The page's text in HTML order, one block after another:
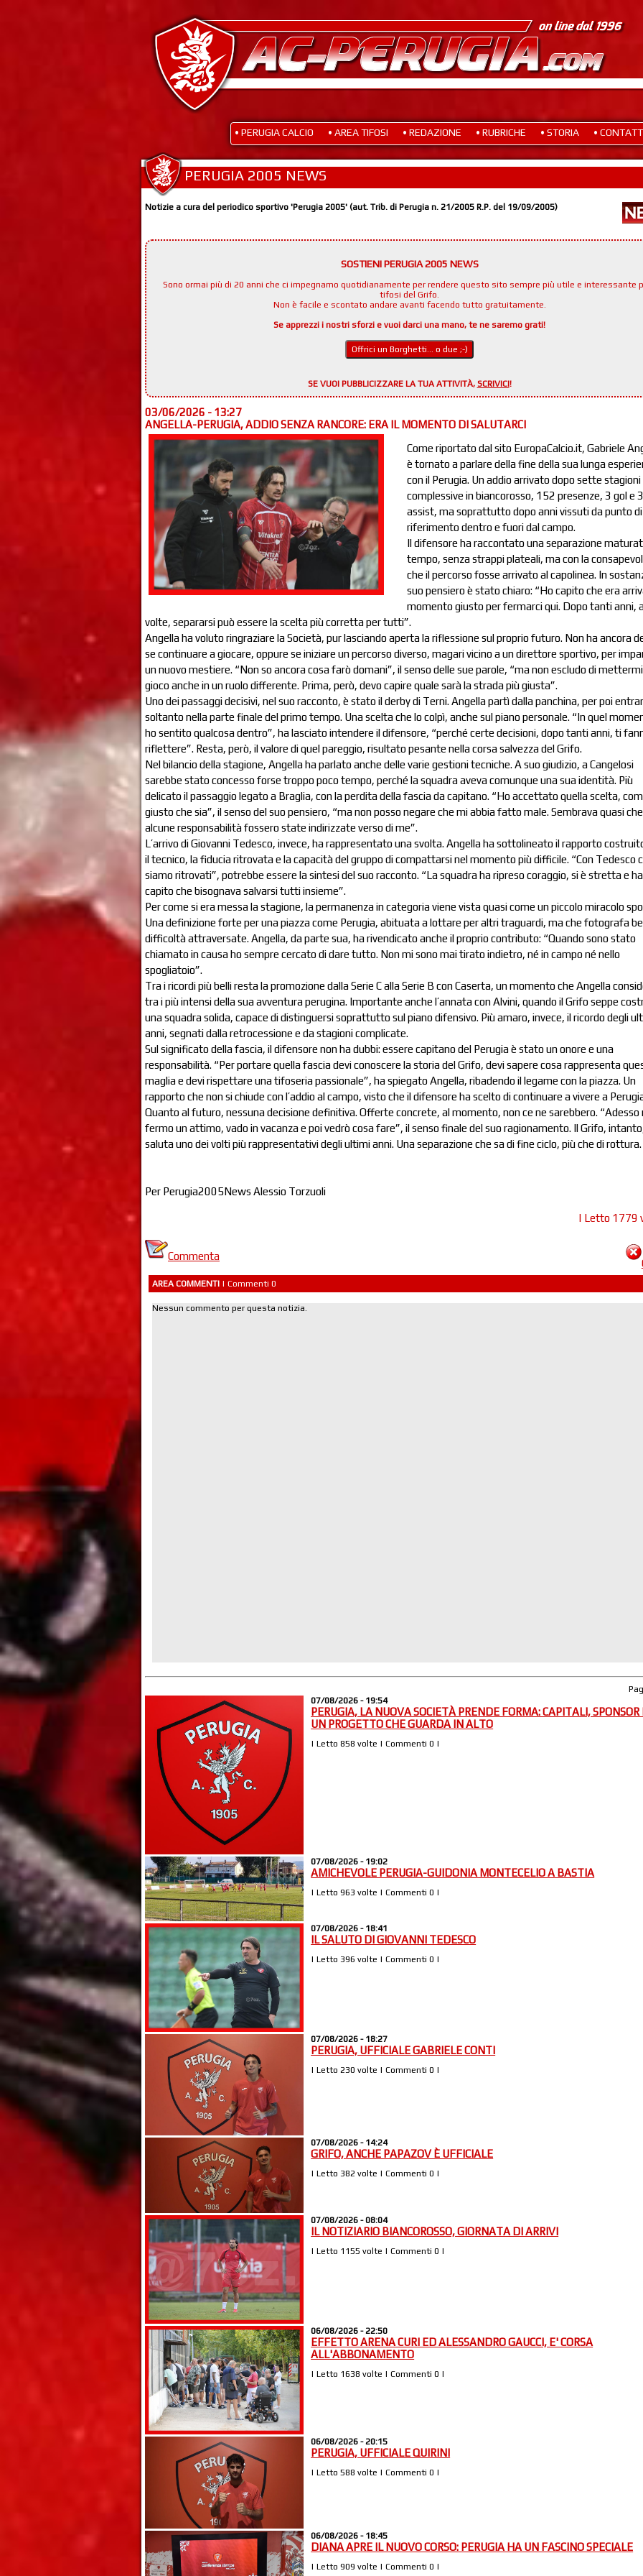
• PERUGIA CALCIO • AREA TIFOSI • REDAZIONE • RUBRICHE • STORIA •
PERUGIA 2005 NEWS
Notizie a cura del periodico sportivo 'Perugia 2005' (aut. Trib. di Perugia n. 21/2005 R.P. del 19/09/2005)
SOSTIENI PERUGIA 2005 NEWS
Sono ormai più di 20 anni che ci impegnamo quotidianamente per rendere questo sito sempre più utile e interessante
tifosi del Grifo.
Non è facile e scontato andare avanti facendo tutto gratuitamente.
Se apprezzi i nostri sforzi e vuoi darci una mano, te ne saremo grati!
Offrici un Borghetti... o due ;-)
SE VUOI PUBBLICIZZARE LA TUA ATTIVITÀ, SCRIVICI!
03/06/2026 - 13:27
ANGELLA-PERUGIA, ADDIO SENZA RANCORE: ERA IL MOMENTO DI SALUTARCI
Come riportato dal sito EuropaCalcio.it, Gabriele
è tornato a parlare della fine della sua lunga
con il Perugia. Un addio arrivato dopo sette stagioni
complessive in biancorosso, 152 presenze, 3 gol e 3
assist, ma soprattutto dopo anni vissuti da punto di
riferimento dentro e fuori dal campo.
Il difensore ha raccontato una separazione
tempo, senza strappi plateali, ma con la
che il percorso fosse arrivato al capolinea. In
suo pensiero è stato chiaro: “Ho capito che era
momento giusto per fermarci qui. Dopo tanti anni,
volte, separarsi può essere la scelta più corretta per tutti”.
Angella ha voluto ringraziare la Società, pur lasciando aperta la riflessione sul proprio futuro. Non ha ancora
se continuare a giocare, oppure se iniziare un percorso diverso, magari vicino a un direttore sportivo, per
un nuovo mestiere. “Non so ancora cosa farò domani”, il senso delle sue parole, “ma non escludo di
gioco anche in un ruolo differente. Prima, però, devo capire quale sarà la strada più giusta”.
Uno dei passaggi decisivi, nel suo racconto, è stato il derby di Terni. Angella partì dalla panchina, per poi
soltanto nella parte finale del primo tempo. Una scelta che lo colpì, anche sul piano personale. “In quel
ho sentito qualcosa dentro”, ha lasciato intendere il difensore, “perché certe decisioni, dopo tanti anni, ti
riflettere”. Resta, però, il valore di quel pareggio, risultato pesante nella corsa salvezza del Grifo.
Nel bilancio della stagione, Angella ha parlato anche delle varie gestioni tecniche. A suo giudizio, a Cangelosi
sarebbe stato concesso forse troppo poco tempo, perché la squadra aveva comunque una sua identità. Più
delicato il passaggio legato a Braglia, con la perdita della fascia da capitano. “Ho accettato quella scelta,
giusto che sia”, il senso del suo pensiero, “ma non posso negare che mi abbia fatto male. Sembrava quasi che
alcune responsabilità fossero state indirizzate verso di me”.
L’arrivo di Giovanni Tedesco, invece, ha rappresentato una svolta. Angella ha sottolineato il rapporto
il tecnico, la fiducia ritrovata e la capacità del gruppo di compattarsi nel momento più difficile. “Con Tedesco
siamo ritrovati”, potrebbe essere la sintesi del suo racconto. “La squadra ha ripreso coraggio, si è stretta e ha
capito che bisognava salvarsi tutti insieme”.
Per come si era messa la stagione, la permanenza in categoria viene vista quasi come un piccolo miracolo
Una definizione forte per una piazza come Perugia, abituata a lottare per altri traguardi, ma che fotografa
difficoltà attraversate. Angella, da parte sua, ha rivendicato anche il proprio contributo: “Quando sono stato
chiamato in causa ho sempre cercato di dare tutto. Non mi sono mai tirato indietro, né in campo né nello
spogliatoio”.
Tra i ricordi più belli resta la promozione dalla Serie C alla Serie B con Caserta, un momento che Angella
tra i più intensi della sua avventura perugina. Importante anche l’annata con Alvini, quando il Grifo seppe
una squadra solida, capace di distinguersi soprattutto sul piano difensivo. Più amaro, invece, il ricordo degli
anni, segnati dalla retrocessione e da stagioni complicate.
Sul significato della fascia, il difensore non ha dubbi: essere capitano del Perugia è stato un onore e una
responsabilità. “Per portare quella fascia devi conoscere la storia del Grifo, devi sapere cosa rappresenta
maglia e devi rispettare una tifoseria passionale”, ha spiegato Angella, ribadendo il legame con la piazza. Un
rapporto che non si chiude con l’addio al campo, visto che il difensore ha scelto di continuare a vivere a
Quanto al futuro, nessuna decisione definitiva. Offerte concrete, al momento, non ce ne sarebbero. “Adesso
fermo un attimo, vado in vacanza e poi vedrò cosa fare”, il senso finale del suo ragionamento. Il Grifo,
saluta uno dei volti più rappresentativi degli ultimi anni. Una separazione che sa di fine ciclo, più che di rottura.
Per Perugia2005News Alessio Torzuoli
| Letto 1779
Commenta
AREA COMMENTI | Commenti 0
07/08/2026 - 19:54
PERUGIA, LA NUOVA SOCIETÀ PRENDE FORMA: CAPITALI, SPONSOR
UN PROGETTO CHE GUARDA IN ALTO
| Letto 858 volte | Commenti 0 |
07/08/2026 - 19:02
AMICHEVOLE PERUGIA-GUIDONIA MONTECELIO A BASTIA
| Letto 963 volte | Commenti 0 |
07/08/2026 - 18:41
IL SALUTO DI GIOVANNI TEDESCO
| Letto 396 volte | Commenti 0 |
07/08/2026 - 18:27
PERUGIA, UFFICIALE GABRIELE CONTI
| Letto 230 volte | Commenti 0 |
07/08/2026 - 14:24
GRIFO, ANCHE PAPAZOV È UFFICIALE
| Letto 382 volte | Commenti 0 |
07/08/2026 - 08:04
IL NOTIZIARIO BIANCOROSSO, GIORNATA DI ARRIVI
| Letto 1155 volte | Commenti 0 |
06/08/2026 - 22:50
EFFETTO ARENA CURI ED ALESSANDRO GAUCCI, E' CORSA
ALL'ABBONAMENTO
| Letto 1638 volte | Commenti 0 |
06/08/2026 - 20:15
PERUGIA, UFFICIALE QUIRINI
| Letto 588 volte | Commenti 0 |
06/08/2026 - 18:45
DIANA APRE IL NUOVO CORSO: PERUGIA HA UN FASCINO SPECIALE
| Letto 909 volte | Commenti 0 |